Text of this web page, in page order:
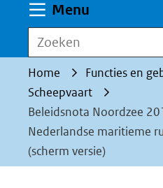
geweigerd.
Menu
Zoeken
Home
Functies en
Scheepvaart
Beleidsnota Noordzee
Nederlandse maritieme
(scherm versie)